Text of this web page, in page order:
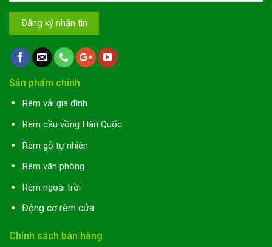
Sản phẩm chính
Rèm vải gia đình
Rèm cầu vồng Hàn Quốc
Rèm gỗ tự nhiên
Rèm văn phòng
Rèm ngoài trời
Động cơ rèm cửa
Chính sách bán hàng